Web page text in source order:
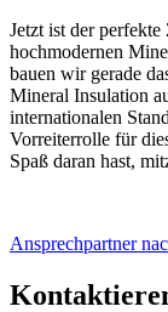
Jetzt ist der
hochmodernen
bauen wir gerade
Mineral Insulation
internationalen
Vorreiterrolle für
Spaß daran hast,
Ansprechpartner